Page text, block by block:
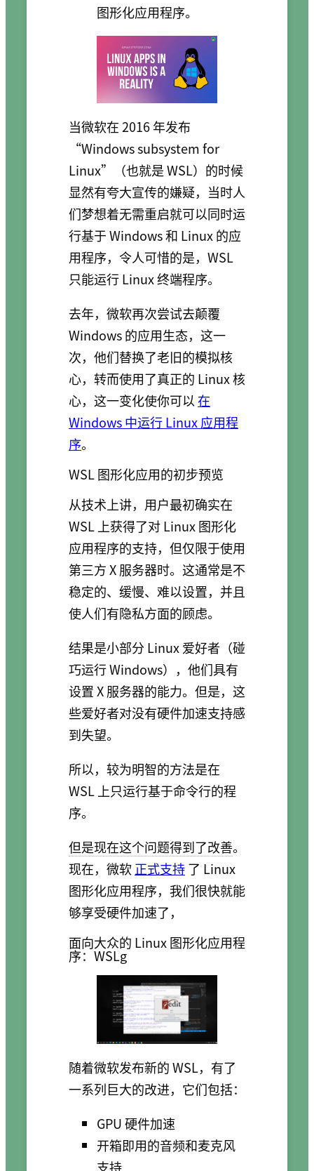
图形化应用程序。
当微软在 2016 年发布
“Windows subsystem for
Linux”（也就是 WSL）的时候
显然有夸大宣传的嫌疑，当时人
们梦想着无需重启就可以同时运
行基于 Windows 和 Linux 的应
用程序，令人可惜的是，WSL
只能运行 Linux 终端程序。
去年，微软再次尝试去颠覆
Windows 的应用生态，这一
次，他们替换了老旧的模拟核
心，转而使用了真正的 Linux 核
心，这一变化使你可以在
Windows 中运行 Linux 应用程
序。
WSL 图形化应用的初步预览
从技术上讲，用户最初确实在
WSL 上获得了对 Linux 图形化
应用程序的支持，但仅限于使用
第三方 X 服务器时。这通常是不
稳定的、缓慢、难以设置，并且
使人们有隐私方面的顾虑。
结果是小部分 Linux 爱好者（碰
巧运行 Windows），他们具有
设置 X 服务器的能力。但是，这
些爱好者对没有硬件加速支持感
到失望。
所以，较为明智的方法是在
WSL 上只运行基于命令行的程
序。
但是现在这个问题得到了改善。
现在，微软正式支持了 Linux
图形化应用程序，我们很快就能
够享受硬件加速了，
面向大众的 Linux 图形化应用程
序：WSLg
随着微软发布新的 WSL，有了
一系列巨大的改进，它们包括：
GPU 硬件加速
开箱即用的音频和麦克风
支持